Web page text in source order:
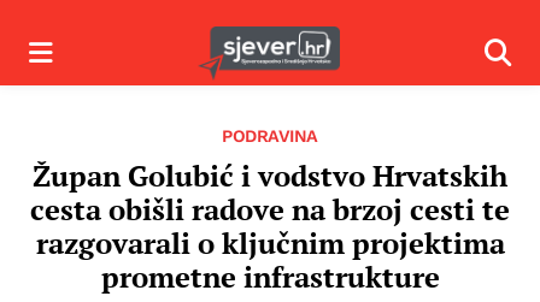
Izbornik
PODRAVINA
Župan Golubić i vodstvo Hrvatskih
cesta obišli radove na brzoj cesti te
razgovarali o ključnim projektima
prometne infrastrukture